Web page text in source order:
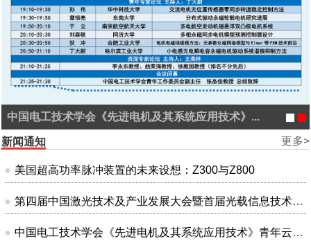
中国电工技术学会《先进电机及其系统应用技术》...
更多>
新闻通知
美国超高功率脉冲装置的未来设想：Z300与Z800
第四届中国激光技术及产业发展大会暨首届光载信息技术大会
中国电工技术学会《先进电机及其系统应用技术》青年云沙龙会议